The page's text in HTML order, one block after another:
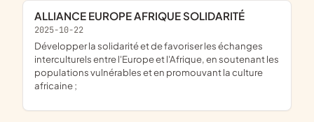
ALLIANCE EUROPE AFRIQUE SOLIDARITÉ
2025-10-22
développer la solidarité et de favoriser les échanges
interculturels entre l'Europe et l'Afrique, en soutenant les
populations vulnérables et en promouvant la culture
africaine ;